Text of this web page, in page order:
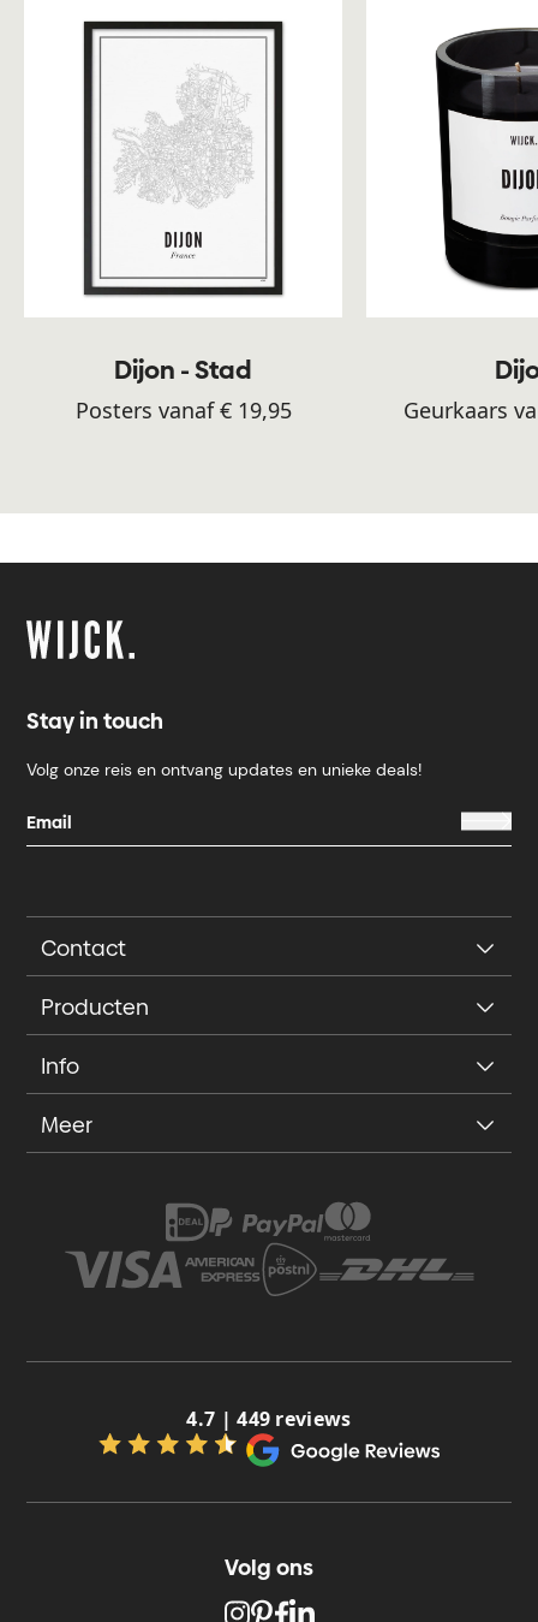
Dijon - Stad
Posters vanaf € 19,95 Geurkaars
Stay in touch
Volg onze reis en ontvang updates en unieke deals!
Contact
Producten
Info
Meer
4.7 | 449 reviews
Volg ons